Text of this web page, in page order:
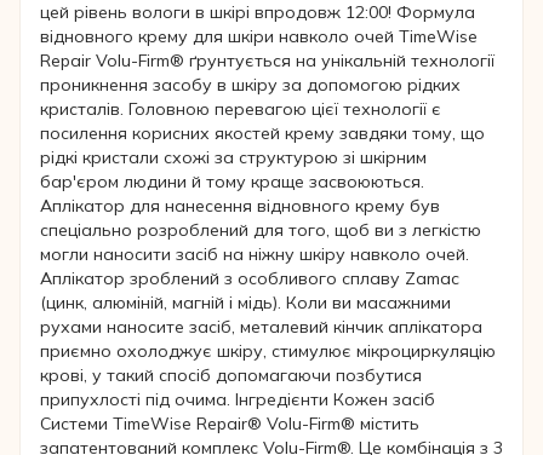
цей рівень вологи в шкірі впродовж 12:00! Формула
відновного крему для шкіри навколо очей TimeWise
Repair Volu-Firm® ґрунтується на унікальній технології
проникнення засобу в шкіру за допомогою рідких
кристалів. Головною перевагою цієї технології є
посилення корисних якостей крему завдяки тому, що
рідкі кристали схожі за структурою зі шкірним
бар'єром людини й тому краще засвоюються.
Аплікатор для нанесення відновного крему був
спеціально розроблений для того, щоб ви з легкістю
могли наносити засіб на ніжну шкіру навколо очей.
Аплікатор зроблений з особливого сплаву Zamac
(цинк, алюміній, магній і мідь). Коли ви масажними
рухами наносите засіб, металевий кінчик аплікатора
приємно охолоджує шкіру, стимулює мікроциркуляцію
крові, у такий спосіб допомагаючи позбутися
припухлості під очима. Інгредієнти Кожен засіб
Системи TimeWise Repair® Volu-Firm® містить
запатентований комплекс Volu-Firm®. Це комбінація з 3